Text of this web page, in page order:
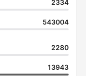
2334
543004
2280
13943